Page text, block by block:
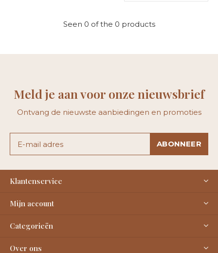
Seen 0 of the 0 products
Meld je aan voor onze nieuwsbrief
Ontvang de nieuwste aanbiedingen en promoties
ABONNEER
Klantenservice
Mijn account
Categorieën
Over ons